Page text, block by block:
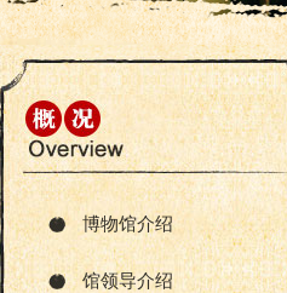
博物馆介绍
馆领导介绍